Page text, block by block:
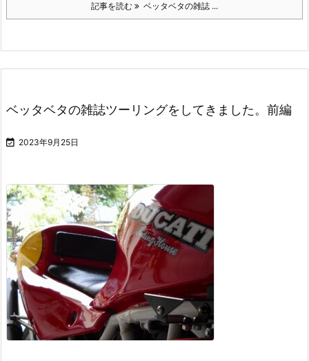
記事を読む ベッタベタの雑誌 ...
ベッタベタの雑誌ツーリングをしてきました。前編
 2023年9月25日